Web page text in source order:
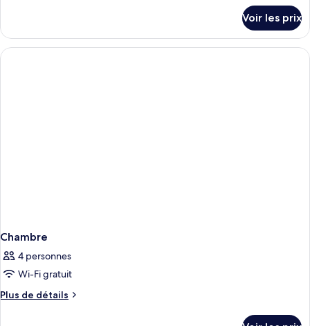
le
type
de
Voir les prix
Chambre
4 personnes
Wi-Fi gratuit
Plus de détails
Plus